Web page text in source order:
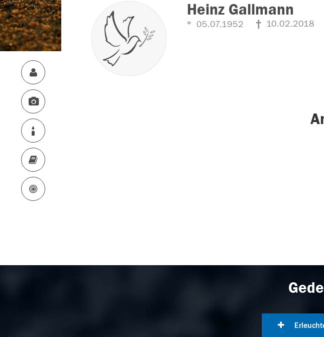
Heinz Gallmann
05.07.1952 10.02.2018